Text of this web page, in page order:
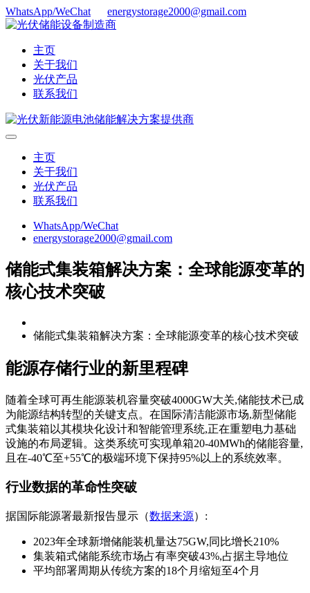
WhatsApp/WeChat energystorage2000@gmail.com
主页
关于我们
光伏产品
联系我们
主页
关于我们
光伏产品
联系我们
WhatsApp/WeChat
energystorage2000@gmail.com
储能式集装箱解决方案：全球能源变革的
核心技术突破
储能式集装箱解决方案：全球能源变革的核心技术突破
能源存储行业的新里程碑
随着全球可再生能源装机容量突破4000GW大关,储能技术已成
为能源结构转型的关键支点。在国际清洁能源市场,新型储能
式集装箱以其模块化设计和智能管理系统,正在重塑电力基础
设施的布局逻辑。这类系统可实现单箱20-40MWh的储能容量,
且在-40℃至+55℃的极端环境下保持95%以上的系统效率。
行业数据的革命性突破
据国际能源署最新报告显示（数据来源）:
2023年全球新增储能装机量达75GW,同比增长210%
集装箱式储能系统市场占有率突破43%,占据主导地位
平均部署周期从传统方案的18个月缩短至4个月